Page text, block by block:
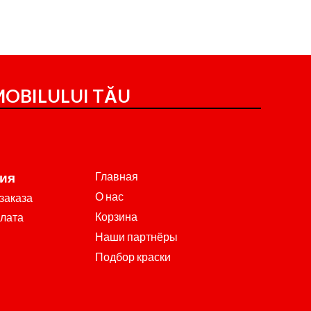
TĂU
Главная
О нас
Корзина
Наши партнёры
Подбор краски